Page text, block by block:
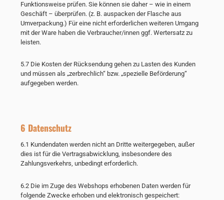
Funktionsweise prüfen. Sie können sie daher – wie in einem
Geschäft – überprüfen. (z. B. auspacken der Flasche aus
Umverpackung.) Für eine nicht erforderlichen weiteren Umgang
mit der Ware haben die Verbraucher/innen ggf. Wertersatz zu
leisten.
5.7 Die Kosten der Rücksendung gehen zu Lasten des Kunden
und müssen als „zerbrechlich“ bzw. „spezielle Beförderung“
aufgegeben werden.
6 Datenschutz
6.1 Kundendaten werden nicht an Dritte weitergegeben, außer
dies ist für die Vertragsabwicklung, insbesondere des
Zahlungsverkehrs, unbedingt erforderlich.
6.2 Die im Zuge des Webshops erhobenen Daten werden für
folgende Zwecke erhoben und elektronisch gespeichert: